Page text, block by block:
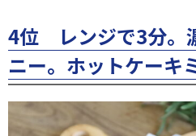
4位 レンジで3分。
ニー。ホットケーキ